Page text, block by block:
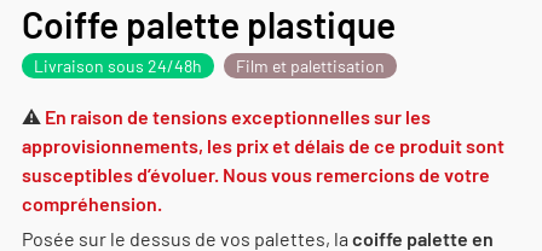
Coiffe palette plastique
Livraison sous 24/48h Film et palettisation
⚠️ En raison de tensions exceptionnelles sur les
approvisionnements, les prix et délais de ce produit sont
susceptibles d’évoluer. Nous vous remercions de votre
compréhension.
Posée sur le dessus de vos palettes, la coiffe palette en